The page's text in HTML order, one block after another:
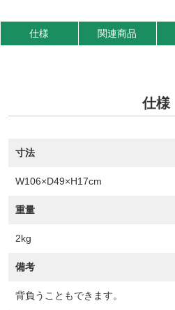
仕様 関連商品
仕様
寸法
W106×D49×H17cm
重量
2kg
備考
背負うこともできます。